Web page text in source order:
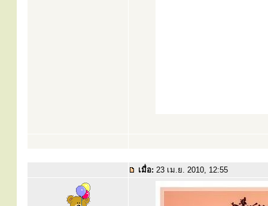
เมื่อ: 23 เม.ย. 2010, 12:55